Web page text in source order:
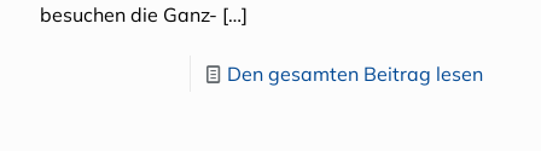
besuchen die Ganz- […]
Den gesamten Beitrag lesen